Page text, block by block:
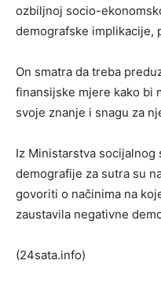
ozbiljnoj socio-
demografske implikacije,
On smatra da treba
finansijske mjere kako bi
svoje znanje i snagu za
Iz Ministarstva
demografije za sutra su
govoriti o načinima na
zaustavila negativne
(24sata.info)